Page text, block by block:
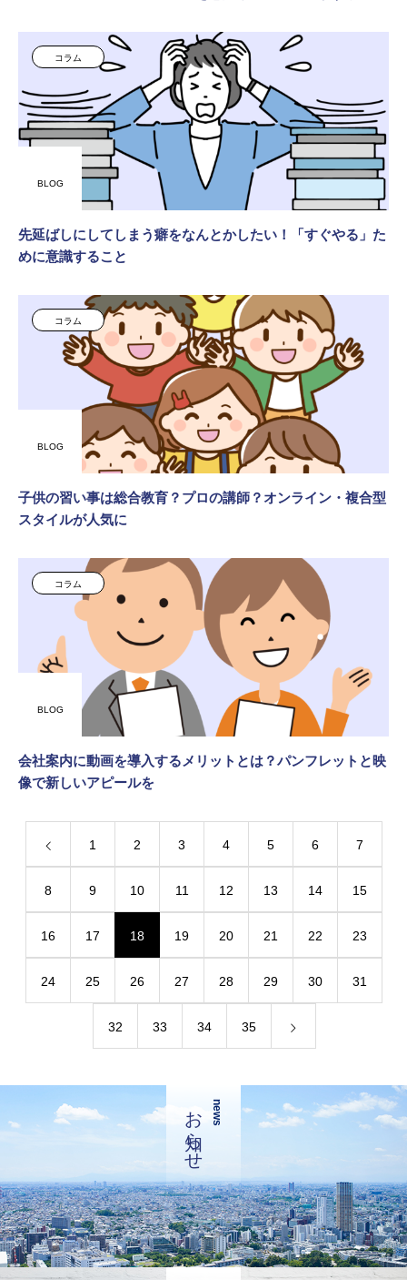
コラム
BLOG
先延ばしにしてしまう癖をなんとかしたい！「すぐやる」た
めに意識すること
コラム
BLOG
子供の習い事は総合教育？プロの講師？オンライン・複合型
スタイルが人気に
コラム
BLOG
会社案内に動画を導入するメリットとは？パンフレットと映
像で新しいアピールを
1 2 3 4 5 6 7
8 9 10 11 12 13 14 15
16 17 18 19 20 21 22 23
24 25 26 27 28 29 30 31
32 33 34 35
news
お知らせ